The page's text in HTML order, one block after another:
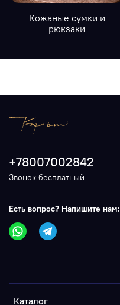
Кожаные сумки и
рюкзаки
Каталог
+78007002842
Звонок бесплатный
Есть вопрос? Напишите нам: